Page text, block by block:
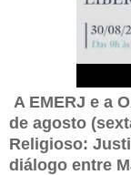
A EMERJ e a
de agosto
Religioso:
diálogo entre